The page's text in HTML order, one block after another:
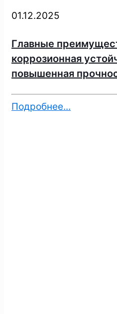
01.12.2025
Главные
коррозионная
повышенная
Подробнее...